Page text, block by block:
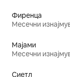
Фиренца
Месечни
Мајами
Месечни
Сиетл